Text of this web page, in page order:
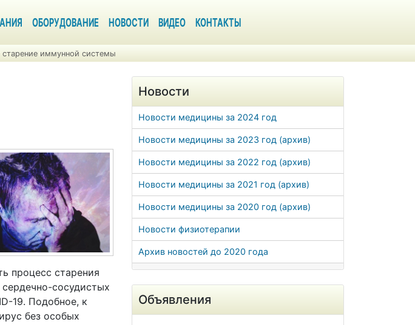
ОБОРУДОВАНИЕ НОВОСТИ ВИДЕО КОНТАКТЫ
старение иммунной системы
процесс старения
сосудистых
19. Подобное, к
без особых
Новости
Новости медицины за 2024 год
Новости медицины за 2023 год (архив)
Новости медицины за 2022 год (архив)
Новости медицины за 2021 год (архив)
Новости медицины за 2020 год (архив)
Новости физиотерапии
Архив новостей до 2020 года
Объявления